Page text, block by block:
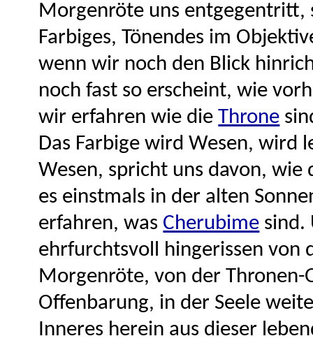
Morgenröte uns entgegentritt,
Farbiges, Tönendes im
wenn wir noch den Blick
noch fast so erscheint, wie
wir erfahren wie dieThrone
Das Farbige wird Wesen, wird
Wesen, spricht uns davon, wie
es einstmals in der alten
erfahren, was Cherubime sind.
ehrfurchtsvoll hingerissen von
Morgenröte, von der
Offenbarung, in der Seele
Inneres herein aus dieser